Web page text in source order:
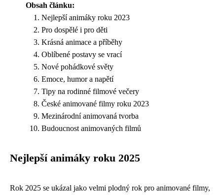
Obsah článku:
Nejlepší animáky roku 2023
Pro dospělé i pro děti
Krásná animace a příběhy
Oblíbené postavy se vrací
Nové pohádkové světy
Emoce, humor a napětí
Tipy na rodinné filmové večery
České animované filmy roku 2023
Mezinárodní animovaná tvorba
Budoucnost animovaných filmů
Nejlepší animáky roku 2025
Rok 2025 se ukázal jako velmi plodný rok pro animované filmy,